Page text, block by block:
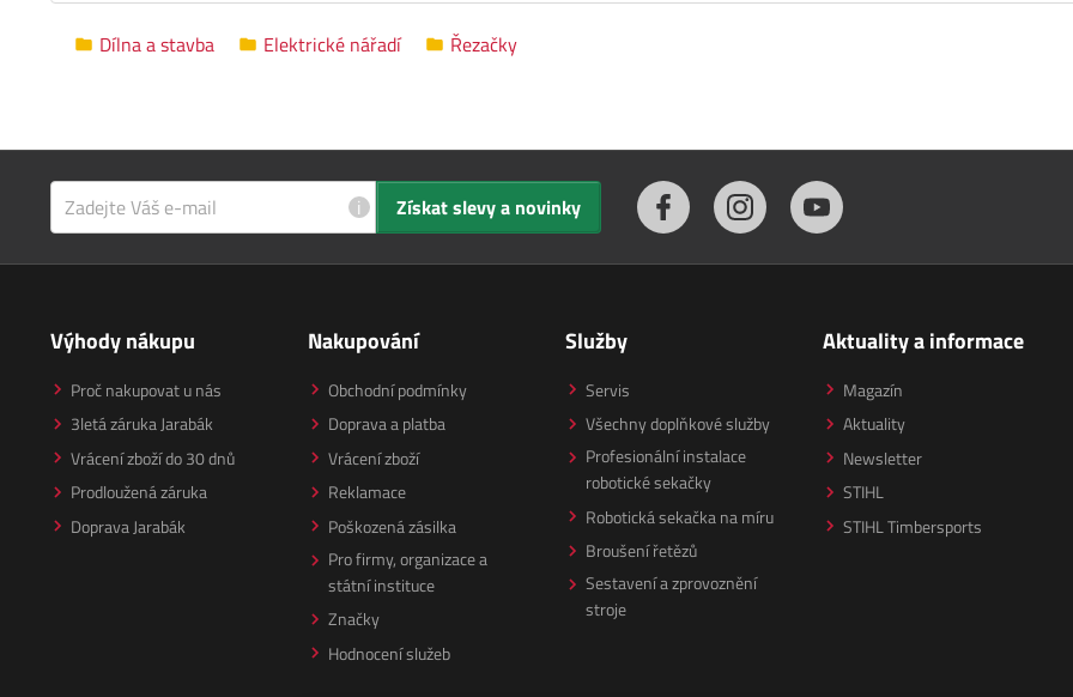
Dílna a stavba Elektrické nářadí Řezačky
i Získat slevy a novinky
Výhody nákupu
Proč nakupovat u nás
3letá záruka Jarabák
Vrácení zboží do 30 dnů
Prodloužená záruka
Doprava Jarabák
Nakupování
Obchodní podmínky
Doprava a platba
Vrácení zboží
Reklamace
Poškozená zásilka
Pro firmy, organizace a
státní instituce
Značky
Hodnocení služeb
Služby
Servis
Všechny doplňkové služby
Profesionální instalace
robotické sekačky
Robotická sekačka na míru
Broušení řetězů
Sestavení a zprovoznění
stroje
Aktuality a informace
Magazín
Aktuality
Newsletter
STIHL
STIHL Timbersports